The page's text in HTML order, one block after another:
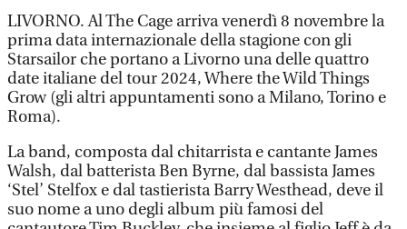
LIVORNO. Al The Cage arriva venerdì 8 novembre la
prima data internazionale della stagione con gli
Starsailor che portano a Livorno una delle quattro
date italiane del tour 2024, Where the Wild Things
Grow (gli altri appuntamenti sono a Milano, Torino e
Roma).
La band, composta dal chitarrista e cantante James
Walsh, dal batterista Ben Byrne, dal bassista James
‘Stel’ Stelfox e dal tastierista Barry Westhead, deve il
suo nome a uno degli album più famosi del